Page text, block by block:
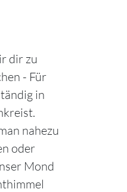
dir zu
- Für
in
nahezu
oder
Mond